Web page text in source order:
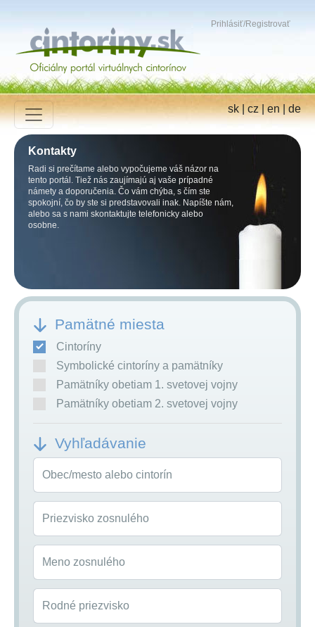
Prihlásiť/Registrovať
sk|cz|en|de
Kontakty
Radi si prečítame alebo vypočujeme váš názor na
tento portál. Tiež nás zaujímajú aj vaše prípadné
námety a doporučenia. Čo vám chýba, s čím ste
spokojní, čo by ste si predstavovali inak. Napíšte nám,
alebo sa s nami skontaktujte telefonicky alebo
osobne.
Pamätné miesta
Cintoríny
Symbolické cintoríny a pamätníky
Pamätníky obetiam 1. svetovej vojny
Pamätníky obetiam 2. svetovej vojny
Vyhľadávanie
Obec/mesto alebo cintorín
Priezvisko zosnulého
Meno zosnulého
Rodné priezvisko